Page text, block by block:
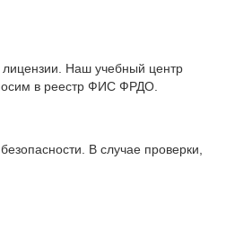
Наш учебный центр
в реестр ФИС ФРДО.
В случае проверки,